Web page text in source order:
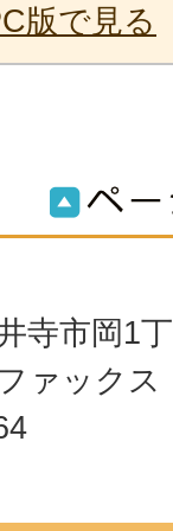
版で見る
寺市岡1
ァックス